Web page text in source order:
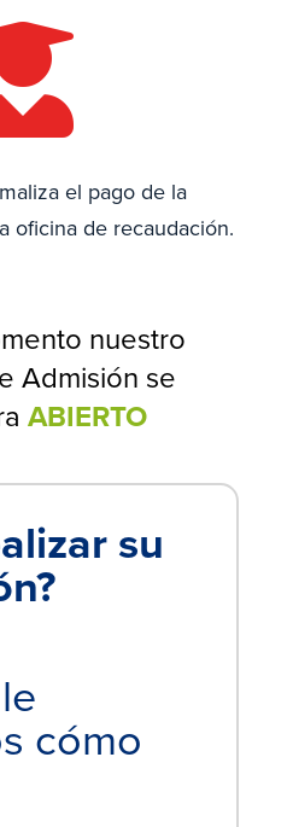
el pago de la
oficina de recaudación.
nuestro
Admisión se
ABIERTO
su
cómo